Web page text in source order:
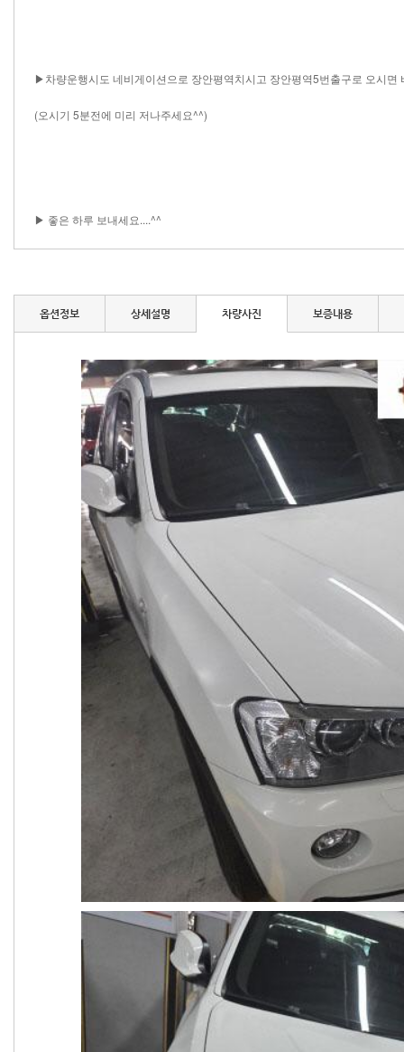
▶차량운행시도 네비게이션으로 장안평역치시고 장안평역5번출구로 오시면
(오시기 5분전에 미리 저나주세요^^)
▶ 좋은 하루 보내세요....^^​ ​ ​ ​ ​ ​ ​​​​​​​​​ ​​​​​​​​​​ ​​ ​​​​​​​​ ​​​​​​​​​​ ​​​​​ ​​​​​​​ ​​​​​​ ​ ​​​​​​​​​​ ​​​​​​​​​​​​​​ ​​​​​​​​​​ ​​​​​​​​​​ ​​​​​​​ ​​​ ​​​​​​​ ​​​​​ ​​ ​​​​​​​​​​ ​​​​​​​​​​ ​​​​​ ​​ ​​​​​​​​ ​​​​​​​​​​​​​​​ ​​​​ ​​​​ ​​​​​ ​ ​​​​​​​​​ ​ ​ ​​​​​​​​ ​​​​​​​​​​ ​​​​​​​​​​ ​​​​​​​​​ ​​ ​​​​​​​​​​ ​​​​​​​​​​​​​​​ ​​​ ​​​​​​
옵션정보 상세설명 차량사진 보증내용